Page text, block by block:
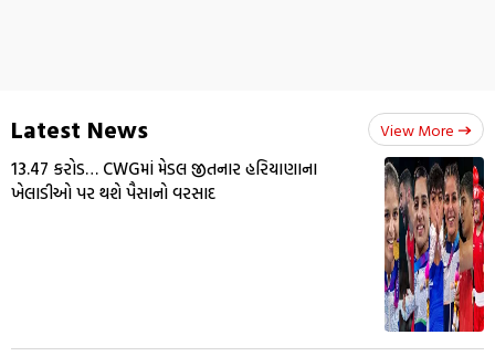
Latest News View More
13.47 કરોડ… CWGમાં મેડલ જીતનાર હરિયાણાના
ખેલાડીઓ પર થશે પૈસાનો વરસાદ